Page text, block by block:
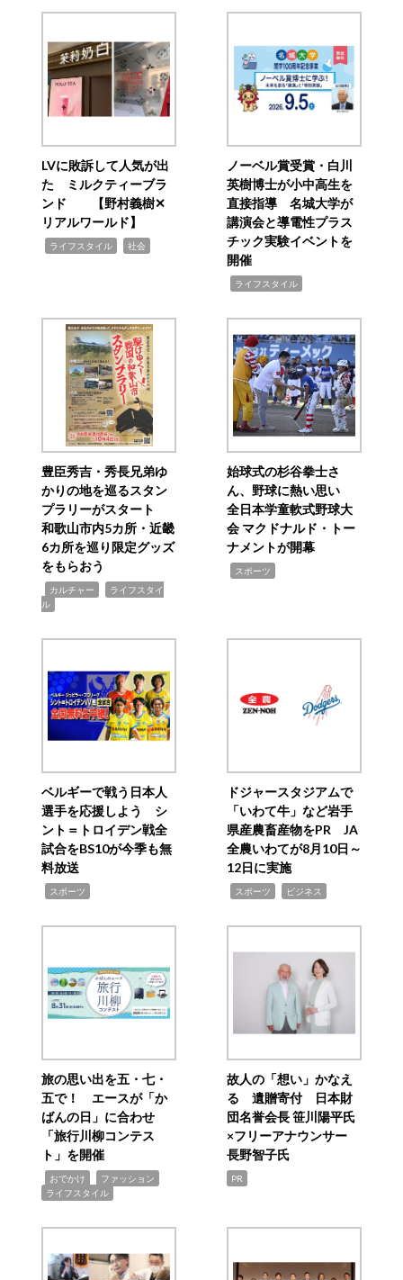
LVに敗訴して人気が出
た ミルクティーブラ
ンド 【野村義樹✕
リアルワールド】
ライフスタイル 社会
ノーベル賞受賞・白川
英樹博士が小中高生を
直接指導 名城大学が
講演会と導電性プラス
チック実験イベントを
開催
ライフスタイル
豊臣秀吉・秀長兄弟ゆ
かりの地を巡るスタン
プラリーがスタート
和歌山市内5カ所・近畿
6カ所を巡り限定グッズ
をもらおう
カルチャー
ライフスタイ
ル
始球式の杉谷拳士さ
ん、野球に熱い思い
全日本学童軟式野球大
会 マクドナルド・トー
ナメントが開幕
スポーツ
ベルギーで戦う日本人
選手を応援しよう シ
ント＝トロイデン戦全
試合をBS10が今季も無
料放送
スポーツ
ドジャースタジアムで
「いわて牛」など岩手
県産農畜産物をPR JA
全農いわてが8月10日～
12日に実施
スポーツ ビジネス
旅の思い出を五・七・
五で！ エースが「か
ばんの日」に合わせ
「旅行川柳コンテス
ト」を開催
おでかけ ファッション
ライフスタイル
故人の「想い」かなえ
る 遺贈寄付 日本財
団名誉会長 笹川陽平氏
×フリーアナウンサー
長野智子氏
PR